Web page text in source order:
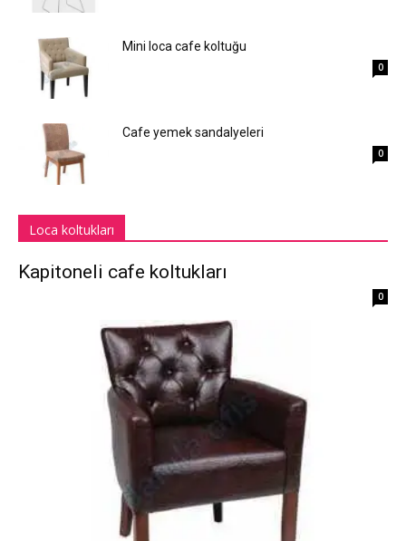
Mini loca cafe koltuğu
0
Cafe yemek sandalyeleri
0
Loca koltukları
Kapitoneli cafe koltukları
0